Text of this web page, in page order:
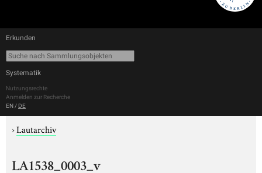
Erkunden
Systematik
Nutzungsrechte
Anmelden zur Recherche
EN / DE
›Lautarchiv
LA1538_0003_v